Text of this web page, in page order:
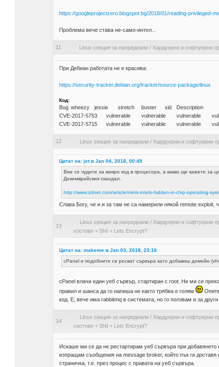
https://googleprojectzero.blogspot.bg/2018/01/reading-privileged-
Проблема вече става не-само-интел...
11 Linux секция за напреднали/ Хардуерни и софтуерни
При Дебиан работата не е красива:
https://security-tracker.debian.org/tracker/source-package/linux
Код:
Bug wheezy jessie stretch buster sid
Description
CVE-2017-5753
vulnerable vulnerable vulnerable
CVE-2017-5715
vulnerable vulnerable vulnerable
12 Linux секция за напреднали/ Хардуерни и софтуерни
Цитат на: jet в Jan 04, 2018, 00:49
Вие се чудите за микро код в процесора, а какво ще кажете за
Декемврийския скандал.
http://www.zdnet.com/article/minix-intels-hidden-in-chip-operating-
Слава Богу, че и и за там не са намерили някой remote
13
Linux секция за напреднали/ Хардуерни и софтуерни
хостове + SNI + Lets Encrypt?
Цитат на: makeme в Jan 03, 2018, 23:16
cPanel и подобните си ресват сървъра като добавиш домейн
cPanel влачи един уеб сървър, стартиран с root. Не ми се
правил и шанса да го напиша не както трябва е голям
код. Е, вече има rabbitmq в системата, но го ползвам и за
14
Linux секция за напреднали/ Хардуерни и софтуерни
хостове + SNI + Lets Encrypt?
Искаше ми се да не рестартирам уеб сървъра при
изпращам съобщения на message broker, който пък ги доставя
страничка, т.е. през процес с правата на уеб сървъра.